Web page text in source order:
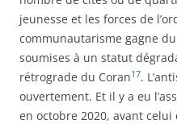
jeunesse et les forces de
communautarisme gagne
soumises à un statut
rétrograde du Coran17.
ouvertement. Et il y a eu
en octobre 2020, avant